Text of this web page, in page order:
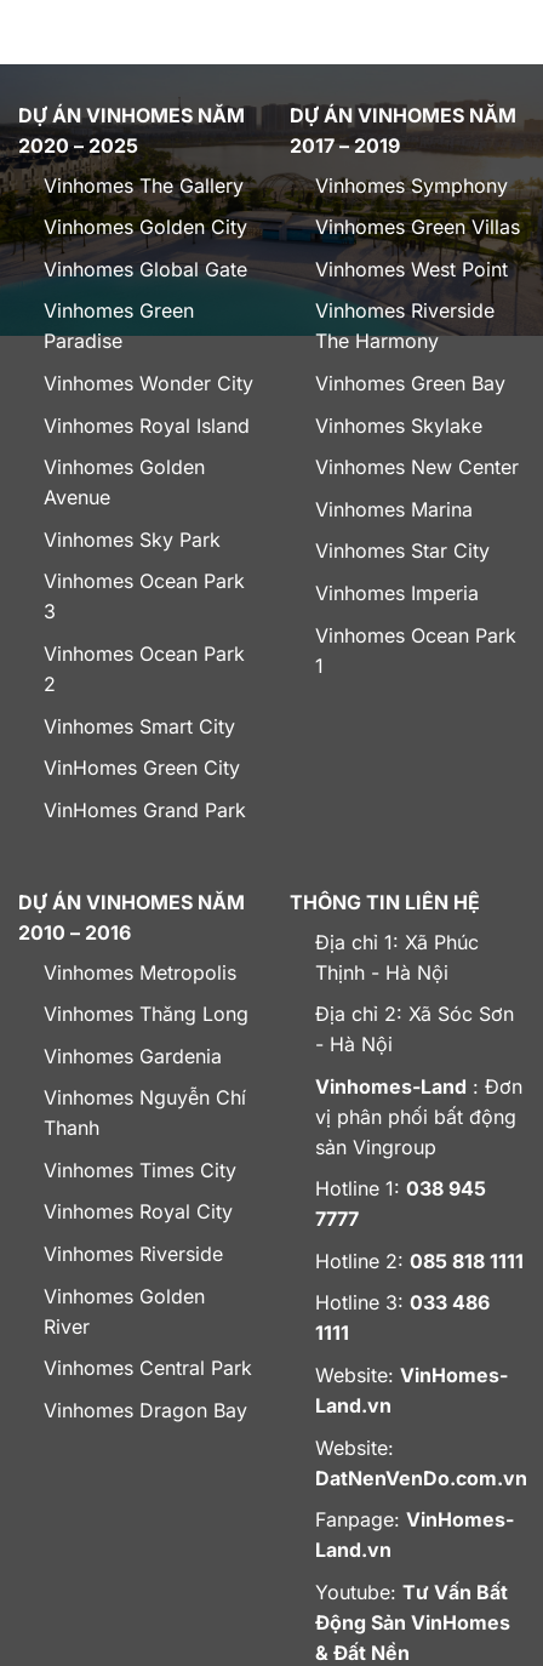
DỰ ÁN VINHOMES NĂM
2020 – 2025
Vinhomes The Gallery
Vinhomes Golden City
Vinhomes Global Gate
Vinhomes Green
Paradise
Vinhomes Wonder City
Vinhomes Royal Island
Vinhomes Golden
Avenue
Vinhomes Sky Park
Vinhomes Ocean Park
3
Vinhomes Ocean Park
2
Vinhomes Smart City
VinHomes Green City
VinHomes Grand Park
DỰ ÁN VINHOMES NĂM
2017 – 2019
Vinhomes Symphony
Vinhomes Green Villas
Vinhomes West Point
Vinhomes Riverside
The Harmony
Vinhomes Green Bay
Vinhomes Skylake
Vinhomes New Center
Vinhomes Marina
Vinhomes Star City
Vinhomes Imperia
Vinhomes Ocean Park
1
DỰ ÁN VINHOMES NĂM
2010 – 2016
Vinhomes Metropolis
Vinhomes Thăng Long
Vinhomes Gardenia
Vinhomes Nguyễn Chí
Thanh
Vinhomes Times City
Vinhomes Royal City
Vinhomes Riverside
Vinhomes Golden
River
Vinhomes Central Park
Vinhomes Dragon Bay
THÔNG TIN LIÊN HỆ
Địa chỉ 1: Xã Phúc
Thịnh - Hà Nội
Địa chỉ 2: Xã Sóc Sơn
- Hà Nội
Vinhomes-Land : Đơn
vị phân phối bất động
sản Vingroup
Hotline 1: 038 945
7777
Hotline 2: 085 818 1111
Hotline 3: 033 486
1111
Website: VinHomes-
Land.vn
Website:
DatNenVenDo.com.vn
Fanpage: VinHomes-
Land.vn
Youtube: Tư Vấn Bất
Động Sản VinHomes
& Đất Nền